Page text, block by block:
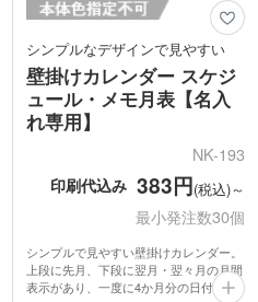
シンプルなデザインで見やすい
壁掛けカレンダー スケジ
ュール・メモ月表【名入
れ専用】
NK-193
印刷代込み 383円(税込)～
最小発注数30個
シンプルで見やすい壁掛けカレンダー。
上段に先月、下段に翌月・翌々月の月間
表示があり、一度に4か月分の日付を確